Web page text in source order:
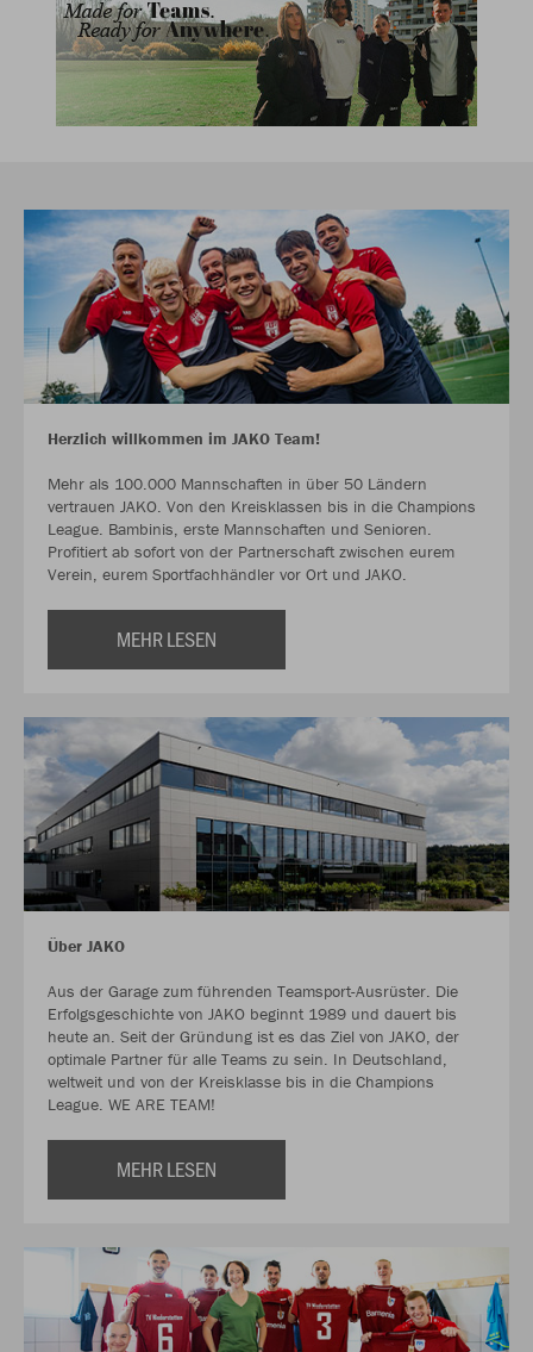
Herzlich willkommen im JAKO Team!
Mehr als 100.000 Mannschaften in über 50 Ländern
vertrauen JAKO. Von den Kreisklassen bis in die Champions
League. Bambinis, erste Mannschaften und Senioren.
Profitiert ab sofort von der Partnerschaft zwischen eurem
Verein, eurem Sportfachhändler vor Ort und JAKO.
MEHR LESEN
Über JAKO
Aus der Garage zum führenden Teamsport-Ausrüster. Die
Erfolgsgeschichte von JAKO beginnt 1989 und dauert bis
heute an. Seit der Gründung ist es das Ziel von JAKO, der
optimale Partner für alle Teams zu sein. In Deutschland,
weltweit und von der Kreisklasse bis in die Champions
League. WE ARE TEAM!
MEHR LESEN